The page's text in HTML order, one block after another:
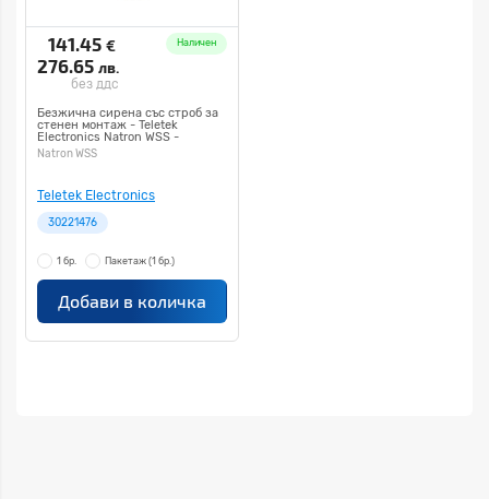
141.45 €
276.65 лв.
без ддс
Наличен
Безжична сирена със строб за
стенен монтаж - Teletek
Electronics Natron WSS -
Natron WSS
Teletek Electronics
30221476
1 бр. Пакетаж (1 бр.)
Добави в количка